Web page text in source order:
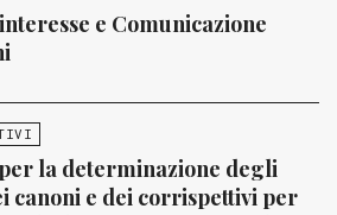
e Comunicazione
la determinazione degli
canoni e dei corrispettivi per